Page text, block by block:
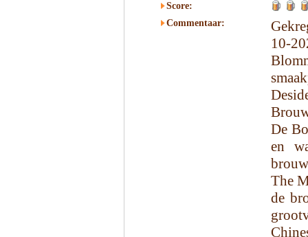
Score:
Commentaar:
10-
De
en
The
de